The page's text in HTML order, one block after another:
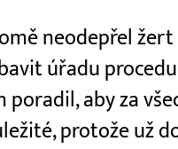
neodepřel žert
úřadu
aby za
protože už